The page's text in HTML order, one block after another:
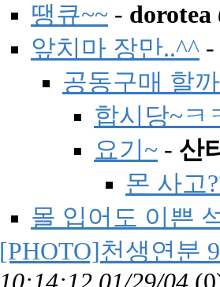
땡큐~~ - dorotea
앞치마 장만..^^ -
공동구매 할
합시당~ㅋ
요기~ - 산
몬 사고
몰 입어도 이쁜
[PHOTO]천생연분